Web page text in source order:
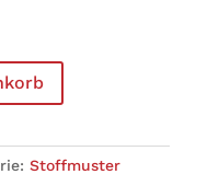
Stoff­mus­ter